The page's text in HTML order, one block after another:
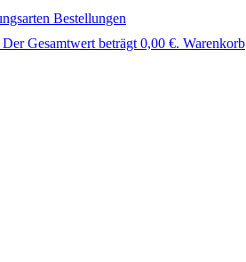
Bestellungen
Gesamtwert beträgt 0,00 €. Warenkorb